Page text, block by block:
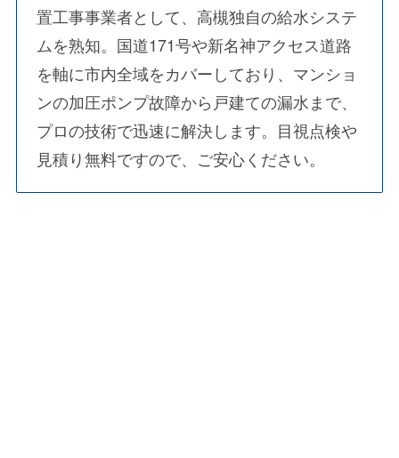
置工事事業者として、高槻独自の給水システ
ムを熟知。国道171号や新名神アクセス道路
を軸に市内全域をカバーしており、マンショ
ンの加圧ポンプ故障から戸建ての漏水まで、
プロの技術で迅速に解決します。目視点検や
見積り無料ですので、ご安心ください。